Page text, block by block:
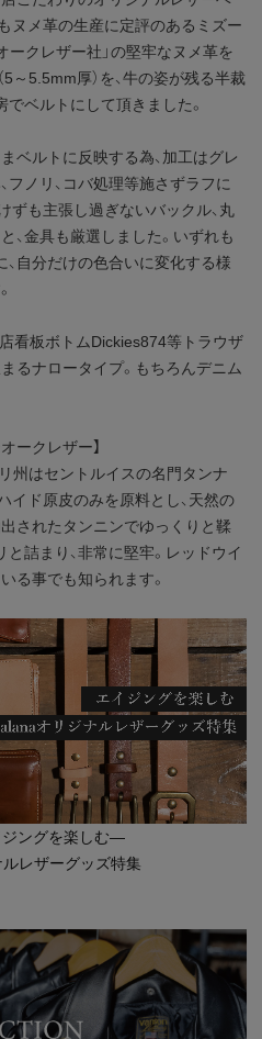
ヌメ革の生産に定評のあるミズー
ークレザー社」の堅牢なヌメ革を
～5.5mm厚）を、牛の姿が残る半裁
でベルトにして頂きました。
ベルトに反映する為、加工はグレ
フノリ、コバ処理等施さずラフに
ずも主張し過ぎないバックル、丸
、金具も厳選しました。いずれも
、自分だけの色合いに変化する様
看板ボトムDickies874等トラウザ
るナロータイプ。もちろんデニム
ークレザー】
州はセントルイスの名門タンナ
イド原皮のみを原料とし、天然の
出されたタンニンでゆっくりと鞣
詰まり、非常に堅牢。レッドウイ
る事でも知られます。
ングを楽しむ—
レザーグッズ特集